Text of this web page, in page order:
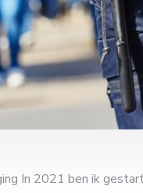
In 2021 ben ik